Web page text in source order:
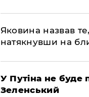
Яковина назвав
натякнувши на
У Путіна не буде
Зеленський